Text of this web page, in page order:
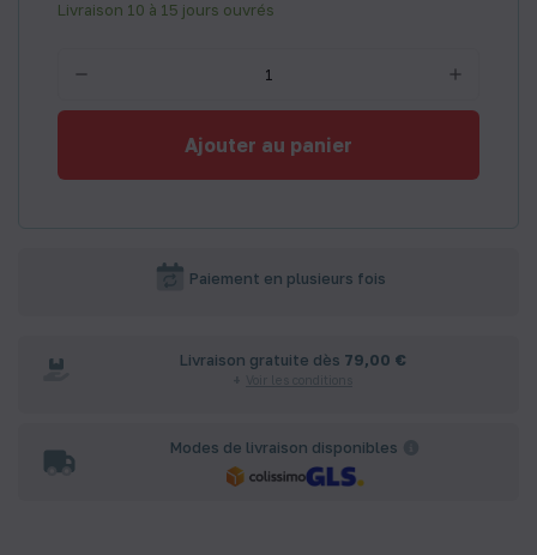
Livraison 10 à 15 jours ouvrés
Ajouter au panier
Paiement en plusieurs fois
Livraison gratuite dès 79,00 €
Modes de livraison disponibles